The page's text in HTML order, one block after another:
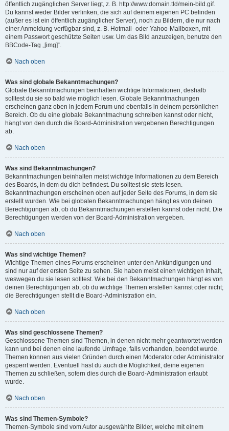
öffentlich zugänglichen Server liegt, z. B. http://www.domain.tld/mein-bild.gif.
Du kannst weder Bilder verlinken, die sich auf deinem eigenen PC befinden
(außer es ist ein öffentlich zugänglicher Server), noch zu Bildern, die nur nach
einer Anmeldung verfügbar sind, z. B. Hotmail- oder Yahoo-Mailboxen, mit
einem Passwort geschützte Seiten usw. Um das Bild anzuzeigen, benutze den
BBCode-Tag „[img]“.
Nach oben
Was sind globale Bekanntmachungen?
Globale Bekanntmachungen beinhalten wichtige Informationen, deshalb
solltest du sie so bald wie möglich lesen. Globale Bekanntmachungen
erscheinen ganz oben in jedem Forum und ebenfalls in deinem persönlichen
Bereich. Ob du eine globale Bekanntmachung schreiben kannst oder nicht,
hängt von den durch die Board-Administration vergebenen Berechtigungen
ab.
Nach oben
Was sind Bekanntmachungen?
Bekanntmachungen beinhalten meist wichtige Informationen zu dem Bereich
des Boards, in dem du dich befindest. Du solltest sie stets lesen.
Bekanntmachungen erscheinen oben auf jeder Seite des Forums, in dem sie
erstellt wurden. Wie bei globalen Bekanntmachungen hängt es von deinen
Berechtigungen ab, ob du Bekanntmachungen erstellen kannst oder nicht. Die
Berechtigungen werden von der Board-Administration vergeben.
Nach oben
Was sind wichtige Themen?
Wichtige Themen eines Forums erscheinen unter den Ankündigungen und
sind nur auf der ersten Seite zu sehen. Sie haben meist einen wichtigen Inhalt,
weswegen du sie lesen solltest. Wie bei den Bekanntmachungen hängt es von
deinen Berechtigungen ab, ob du wichtige Themen erstellen kannst oder nicht;
die Berechtigungen stellt die Board-Administration ein.
Nach oben
Was sind geschlossene Themen?
Geschlossene Themen sind Themen, in denen nicht mehr geantwortet werden
kann und bei denen eine laufende Umfrage, falls vorhanden, beendet wurde.
Themen können aus vielen Gründen durch einen Moderator oder Administrator
gesperrt werden. Eventuell hast du auch die Möglichkeit, deine eigenen
Themen zu schließen, sofern dies durch die Board-Administration erlaubt
wurde.
Nach oben
Was sind Themen-Symbole?
Themen-Symbole sind vom Autor ausgewählte Bilder, welche mit einem